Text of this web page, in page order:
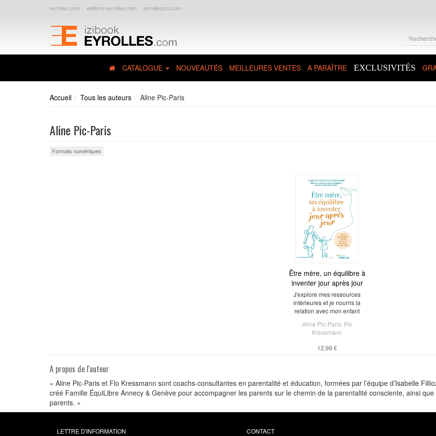
eyrolles.com editions-eyrolles.com eyrollespro.com
CATALOGUE NOUVEAUTÉS MEILLEURES VENTES A PARAÎTRE EXCLUSIVITÉS
Accueil Tous les auteurs Aline Pic-Paris
Aline Pic-Paris
Formats numériques
Être mère, un équilibre à
inventer jour après jour
J'explore mes ressources
intérieures et je nourris la
relation avec mon enfant
Aline Pic-Paris, Flo
Kressmann
12,99 €
A propos de l'auteur
« Aline Pic-Paris et Flo Kressmann sont coachs-consultantes en parentalité et éducation, formées par l’équipe d’Isabelle
créé Famille ÉquiLibre Annecy & Genève pour accompagner les parents sur le chemin de la parentalité consciente, ainsi
parents. »
LETTRE D'INFORMATION CONTACT